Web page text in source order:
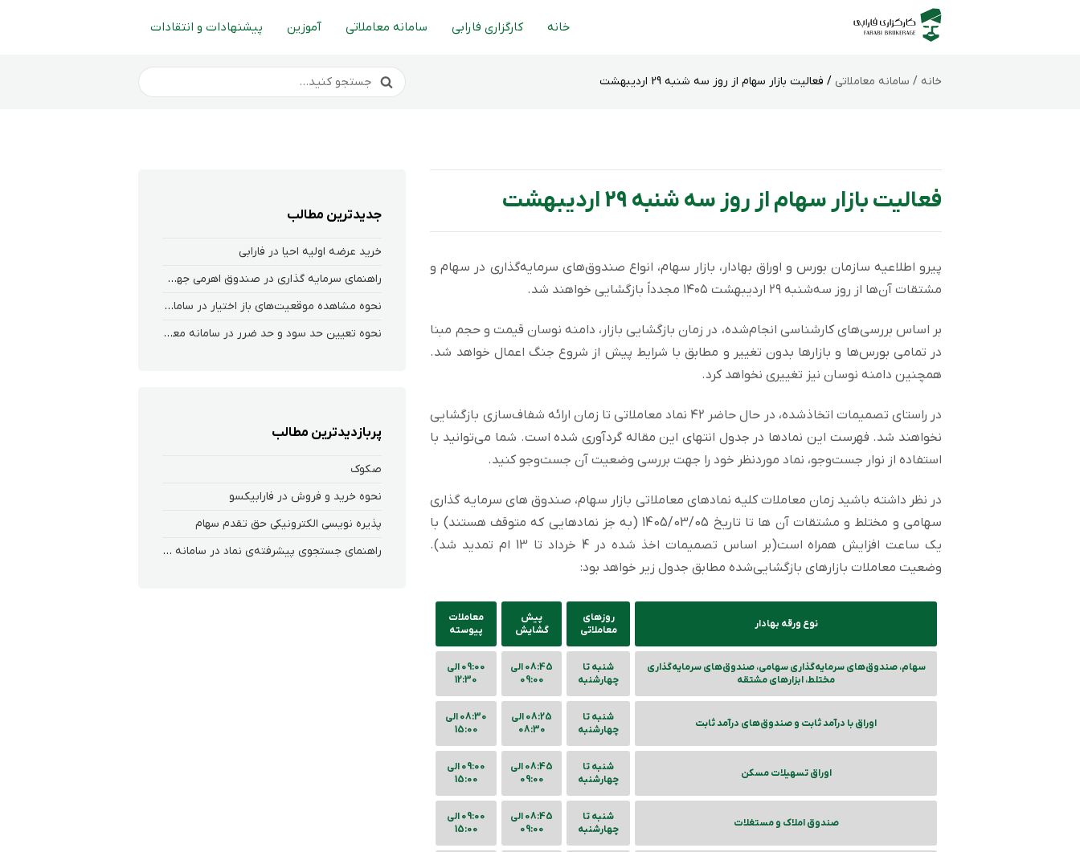
خانه کارگزاری فارابی سامانه معاملاتی آموزین پیشنهادات و انتقادات
خانه / سامانه‌ معاملاتی / فعالیت بازار سهام از روز سه شنبه 29 اردیبهشت
فعالیت بازار سهام از روز سه شنبه 29 اردیبهشت
پیرو اطلاعیه سازمان بورس و اوراق بهادار، بازار سهام، انواع صندوق‌های سرمایه‌گذاری در سهام و
مشتقات آن‌ها از روز سه‌شنبه ۲۹ اردیبهشت ۱۴۰۵ مجدداً بازگشایی خواهند شد.
بر اساس بررسی‌های کارشناسی انجام‌شده، در زمان بازگشایی بازار، دامنه نوسان قیمت و حجم مبنا
در تمامی بورس‌ها و بازارها بدون تغییر و مطابق با شرایط پیش از شروع جنگ اعمال خواهد شد.
همچنین دامنه نوسان نیز تغییری نخواهد کرد.
در راستای تصمیمات اتخاذشده، در حال حاضر ۴۲ نماد معاملاتی تا زمان ارائه شفاف‌سازی بازگشایی
نخواهند شد. فهرست این نمادها در جدول انتهای این مقاله گردآوری شده است. شما می‌توانید با
استفاده از نوار جست‌وجو، نماد موردنظر خود را جهت بررسی وضعیت آن جست‌وجو کنید.
در نظر داشته باشید زمان معاملات کلیه نمادهای معاملاتی بازار سهام، صندوق های سرمایه گذاری
سهامی و مختلط و مشتقات آن ها تا تاریخ 1405/03/05 (به جز نمادهایی که متوقف هستند) با
یک ساعت افزایش همراه است(بر اساس تصمیمات اخذ شده در 4 خرداد تا 13 ام تمدید شد).
وضعیت معاملات بازارهای بازگشایی‌شده مطابق جدول زیر خواهد بود:
نوع ورقه بهادار
روزهای
معاملاتی
پیش
گشایش
معاملات
پیوسته
سهام، صندوق‌های سرمايه‌گذاری سهامی، صندوق‌های سرمايه‌گذاری
مختلط، ابزارهای مشتقه
شنبه تا
چهارشنبه
08:45 الی
09:00
09:00 الی
12:30
اوراق با درآمد ثابت و صندوق‌های درآمد ثابت
شنبه تا
چهارشنبه
08:25 الی
08:30
08:30 الی
15:00
اوراق تسهیلات مسکن
شنبه تا
چهارشنبه
08:45 الی
09:00
09:00 الی
15:00
صندوق املاک و مستغلات
شنبه تا
چهارشنبه
08:45 الی
09:00
09:00 الی
15:00
جدیدترین مطالب
خرید عرضه اولیه احیا در فارابی
راهنمای سرمایه گذاری در صندوق اهرمی جهش
نحوه‌ مشاهده‌ موقعیت‌های باز اختیار در سامانه هلیوم و نکست
نحوه تعیین حد سود و حد ضرر در سامانه معاملاتی کارگزاری فارابی
پربازدیدترین مطالب
صکوک
نحوه خرید و فروش در فارابیکسو
پذیره نویسی الکترونیکی حق تقدم سهام
راهنمای جستجوی پیشرفته‌ی نماد در سامانه معاملاتی ریواس